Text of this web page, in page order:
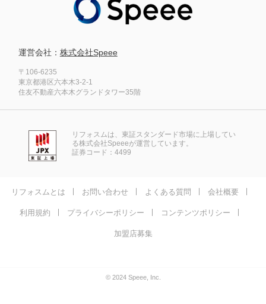
運営会社： 株式会社Speee
〒106-6235
東京都港区六本木3-2-1
住友不動産六本木グランドタワー35階
リフォスムは、東証スタンダード市場に上場してい
る株式会社Speeeが運営しています。
証券コード：4499
リフォスムとは お問い合わせ よくある質問 会社概要
利用規約 プライバシーポリシー コンテンツポリシー
加盟店募集
© 2024 Speee, Inc.